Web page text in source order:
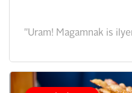
"Uram! Magamnak is